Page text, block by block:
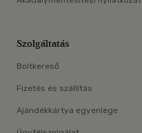
Szolgáltatás
Boltkereső
Fizetés és szállítás
Ajándékkártya egyenlege